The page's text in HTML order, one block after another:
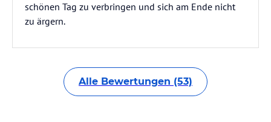
schönen Tag zu verbringen und sich am Ende nicht
zu ärgern.
Alle Bewertungen (53)